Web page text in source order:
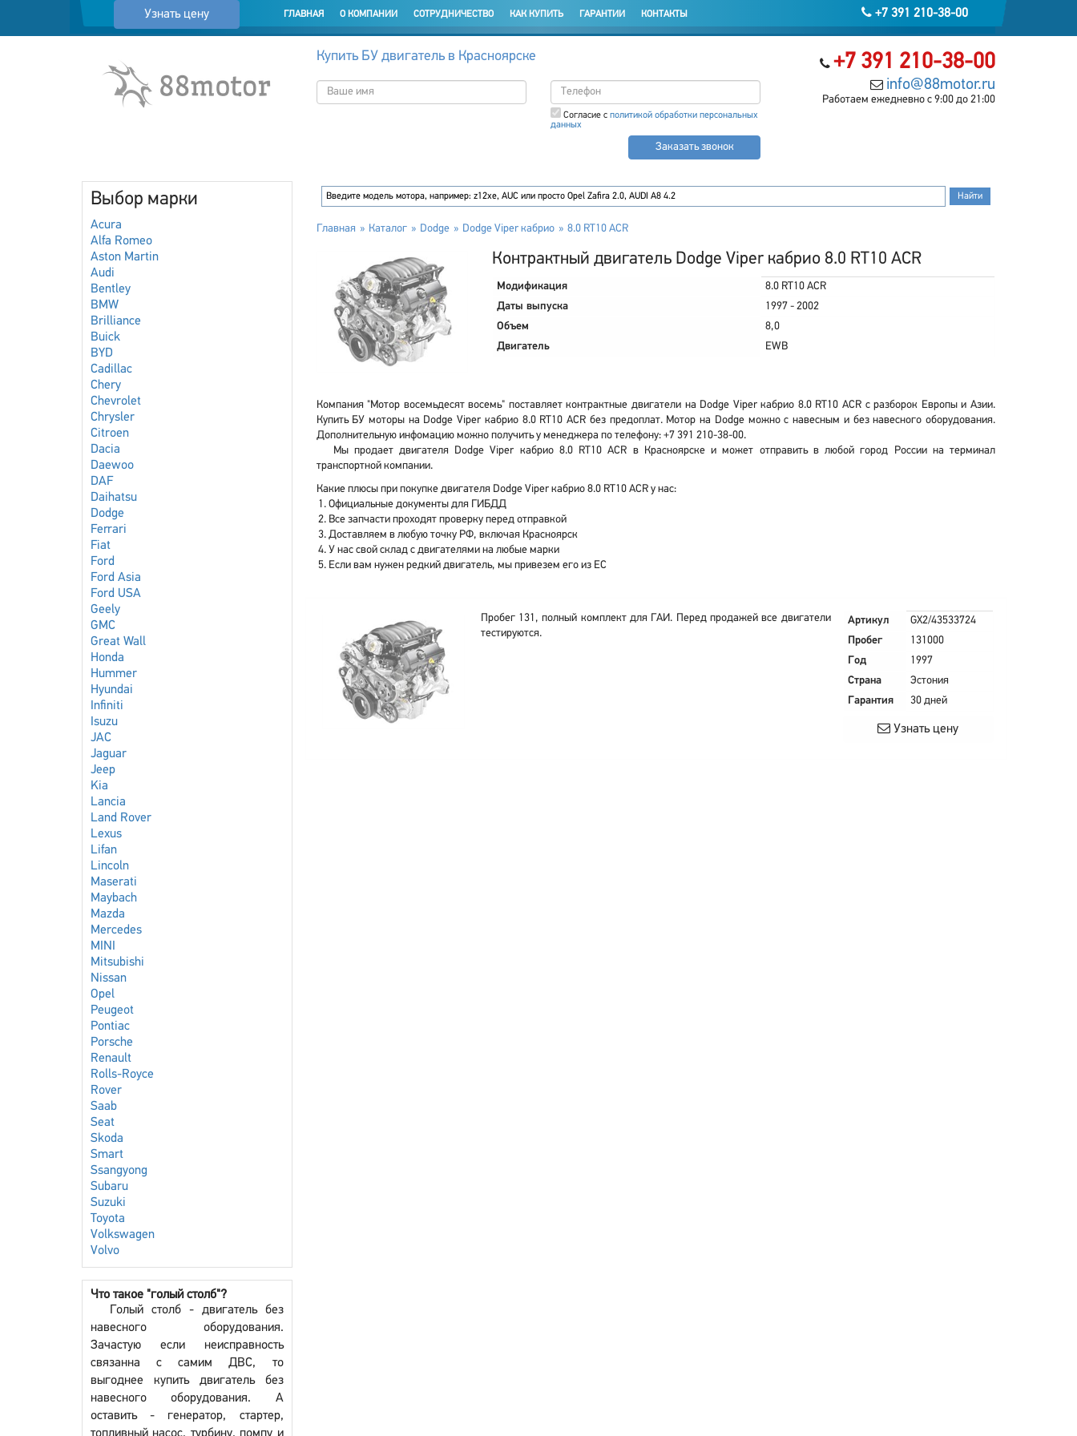
Узнать цену +7 391 210-38-00
ГЛАВНАЯ О КОМПАНИИ СОТРУДНИЧЕСТВО КАК КУПИТЬ ГАРАНТИИ КОНТАКТЫ
+7 391 210-38-00
info@88motor.ru
Работаем ежедневно с 9:00 до 21:00
Купить БУ двигатель в Красноярске
Согласие с политикой обработки персональных
данных
Заказать звонок
Выбор марки
Acura
Alfa Romeo
Aston Martin
Audi
Bentley
BMW
Brilliance
Buick
BYD
Cadillac
Chery
Chevrolet
Chrysler
Citroen
Dacia
Daewoo
DAF
Daihatsu
Dodge
Ferrari
Fiat
Ford
Ford Asia
Ford USA
Geely
GMC
Great Wall
Honda
Hummer
Hyundai
Infiniti
Isuzu
JAC
Jaguar
Jeep
Kia
Lancia
Land Rover
Lexus
Lifan
Lincoln
Maserati
Maybach
Mazda
Mercedes
MINI
Mitsubishi
Nissan
Opel
Peugeot
Pontiac
Porsche
Renault
Rolls-Royce
Rover
Saab
Seat
Skoda
Smart
Ssangyong
Subaru
Suzuki
Toyota
Volkswagen
Volvo
Что такое "голый столб"?
Голый столб - двигатель без
навесного оборудования.
Зачастую если неисправность
связанна с самим ДВС, то
выгоднее купить двигатель без
навесного оборудования. А
оставить - генератор, стартер,
Главная Каталог Dodge Dodge Viper кабрио 8.0 RT10 ACR
Контрактный двигатель Dodge Viper кабрио 8.0 RT10 ACR
Модификация
8.0 RT10 ACR
Даты выпуска
1997 - 2002
Объем
8,0
Двигатель
EWB
Компания "Мотор восемьдесят восемь" поставляет контрактные двигатели на Dodge Viper кабрио 8.0 RT10 ACR с разборок Европы и Азии.
Купить БУ моторы на Dodge Viper кабрио 8.0 RT10 ACR без предоплат. Мотор на Dodge можно с навесным и без навесного оборудования.
Дополнительную инфомацию можно получить у менеджера по телефону: +7 391 210-38-00.
Мы продает двигателя Dodge Viper кабрио 8.0 RT10 ACR в Красноярске и может отправить в любой город России на терминал
транспортной компании.
Какие плюсы при покупке двигателя Dodge Viper кабрио 8.0 RT10 ACR у нас:
Официальные документы для ГИБДД
Все запчасти проходят проверку перед отправкой
Доставляем в любую точку РФ, включая Красноярск
У нас свой склад с двигателями на любые марки
Если вам нужен редкий двигатель, мы привезем его из ЕС
Пробег 131, полный комплект для ГАИ. Перед продажей все двигатели
тестируются.
Артикул
GX2/43533724
Пробег
131000
Год
1997
Страна
Эстония
Гарантия
30 дней
Узнать цену